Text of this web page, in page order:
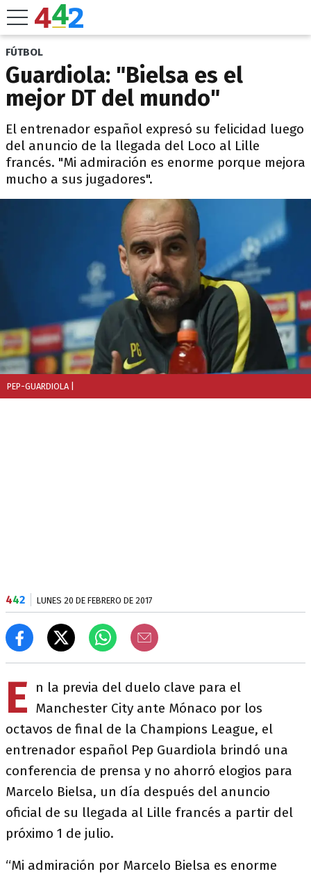
FÚTBOL
Guardiola: "Bielsa es el
mejor DT del mundo"
El entrenador español expresó su felicidad luego
del anuncio de la llegada del Loco al Lille
francés. "Mi admiración es enorme porque mejora
mucho a sus jugadores".
PEP-GUARDIOLA
442 LUNES 20 DE FEBRERO DE 2017
E
n la previa del duelo clave para el
Manchester City ante Mónaco por los
octavos de final de la Champions League, el
entrenador español Pep Guardiola brindó una
conferencia de prensa y no ahorró elogios para
Marcelo Bielsa, un día después del anuncio
oficial de su llegada al Lille francés a partir del
próximo 1 de julio.
“Mi admiración por Marcelo Bielsa es enorme